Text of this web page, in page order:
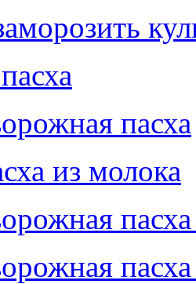
пасха
из молока